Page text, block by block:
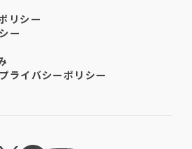
リシー
ー
ライバシーポリシー